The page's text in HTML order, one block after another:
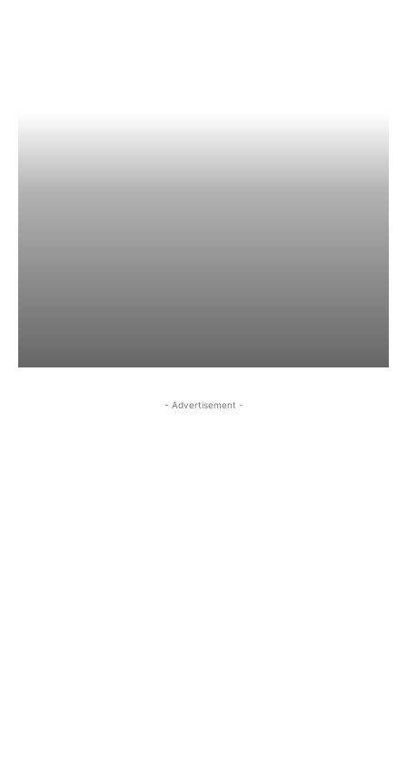
- Advertisement -